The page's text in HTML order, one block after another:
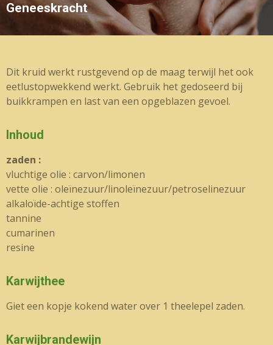
Geneeskracht
Dit kruid werkt rustgevend op de maag terwijl het ook
eetlustopwekkend werkt. Gebruik het gedoseerd bij
buikkrampen en last van een opgeblazen gevoel.
Inhoud
zaden :
vluchtige olie : carvon/limonen
vette olie : oleïnezuur/linoleïnezuur/petroselinezuur
alkaloïde-achtige stoffen
tannine
cumarinen
resine
Karwijthee
Giet een kopje kokend water over 1 theelepel zaden.
Karwijbrandewijn